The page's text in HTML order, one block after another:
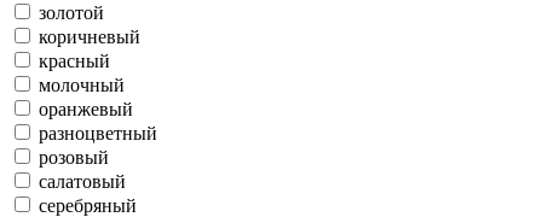
золотой
коричневый
красный
молочный
оранжевый
разноцветный
розовый
салатовый
серебряный